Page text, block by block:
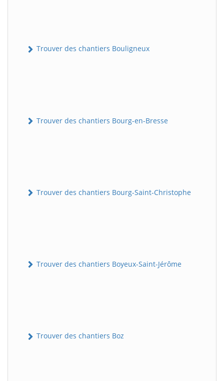
Trouver des chantiers Bouligneux
Trouver des chantiers Bourg-en-Bresse
Trouver des chantiers Bourg-Saint-Christophe
Trouver des chantiers Boyeux-Saint-Jérôme
Trouver des chantiers Boz